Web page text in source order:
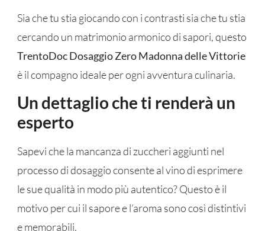
Sia che tu stia giocando con i contrasti sia che tu stia
cercando un matrimonio armonico di sapori, questo
TrentoDoc Dosaggio Zero Madonna delle Vittorie
è il compagno ideale per ogni avventura culinaria.
Un dettaglio che ti renderà un
esperto
Sapevi che la mancanza di zuccheri aggiunti nel
processo di dosaggio consente al vino di esprimere
le sue qualità in modo più autentico? Questo è il
motivo per cui il sapore e l’aroma sono così distintivi
e memorabili.